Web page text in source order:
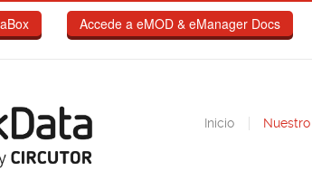
Accede a eMOD & eManager Docs
Inicio